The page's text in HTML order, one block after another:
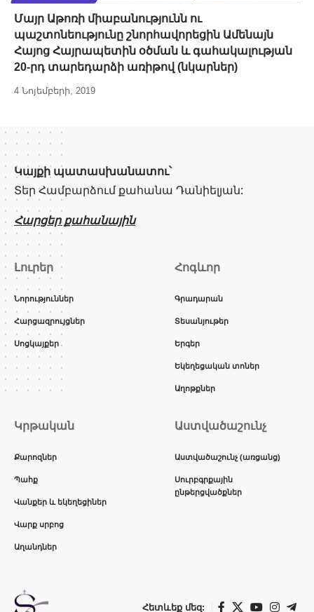
Մայր Աթոռի միաբանությունն ու
պաշտոնեությունը շնորհավորեցին Ամենայն
Հայոց Հայրապետին օծման և գահակալության
20-րդ տարեդարձի առիթով (նկարներ)
4 Նոյեմբերի, 2019
Կայքի պատասխանատու՝
Տեր Համբարձում քահանա Դանիելյան:
Հարցեր քահանային
Լուրեր
Նորություններ
Հարցազրույցներ
Սոցկայքեր
Հոգևոր
Գրադարան
Տեսանյութեր
Երգեր
Եկեղեցական տոներ
Աղոթքներ
Կրթական
Քարոզներ
Պահք
Վանքեր և եկեղեցիներ
Վարք սրբոց
Աղանդներ
Աստվածաշունչ
Աստվածաշունչ (առցանց)
Սուրբգրքային
ընթերցվածքներ
Հետևեք մեզ: